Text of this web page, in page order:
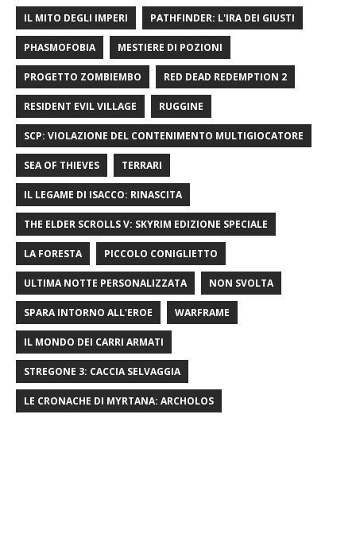
IL MITO DEGLI IMPERI PATHFINDER: L'IRA DEI GIUSTI
PHASMOFOBIA MESTIERE DI POZIONI
PROGETTO ZOMBIEMBO RED DEAD REDEMPTION 2
RESIDENT EVIL VILLAGE RUGGINE
SCP: VIOLAZIONE DEL CONTENIMENTO MULTIGIOCATORE
SEA OF ​​THIEVES TERRARI
IL LEGAME DI ISACCO: RINASCITA
THE ELDER SCROLLS V: SKYRIM EDIZIONE SPECIALE
LA FORESTA PICCOLO CONIGLIETTO
ULTIMA NOTTE PERSONALIZZATA NON SVOLTA
SPARA INTORNO ALL'EROE WARFRAME
IL MONDO DEI CARRI ARMATI
STREGONE 3: CACCIA SELVAGGIA
LE CRONACHE DI MYRTANA: ARCHOLOS